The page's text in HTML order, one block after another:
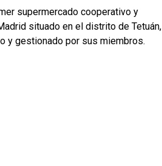
supermercado cooperativo y
situado en el distrito de Tetuán,
y gestionado por sus miembros.